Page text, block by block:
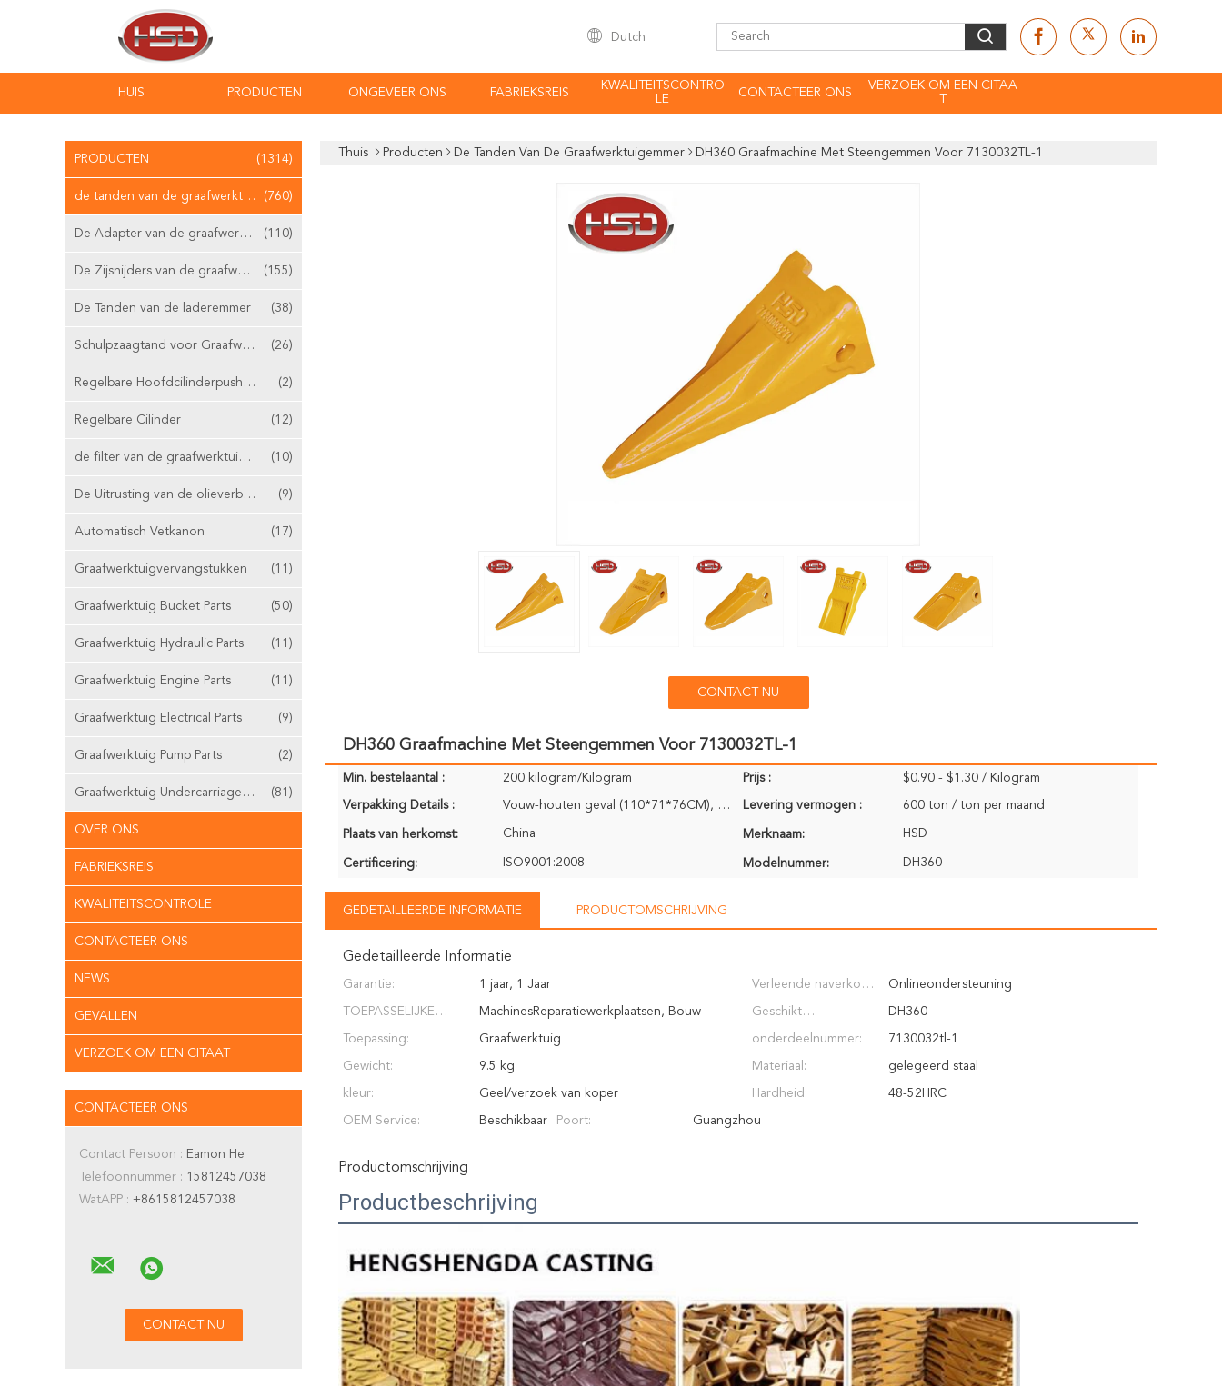
Dutch
HUIS PRODUCTEN ONGEVEER ONS FABRIEKSREIS
KWALITEITSCONTRO
LE
CONTACTEER ONS
VERZOEK OM EEN CITAA
PRODUCTEN (1314)
de tanden van de graafwerktuigemmer (760)
De Adapter van de graafwerktuigemmer (110)
De Zijsnijders van de graafwerktuigemmer (155)
De Tanden van de laderemmer (38)
Schulpzaagtand voor Graafwerktuig (26)
Regelbare Hoofdcilinderpushrod (2)
Regelbare Cilinder (12)
de filter van de graafwerktuiglucht (10)
De Uitrusting van de olieverbinding (9)
Automatisch Vetkanon (17)
Graafwerktuigvervangstukken (11)
Graafwerktuig Bucket Parts (50)
Graafwerktuig Hydraulic Parts (11)
Graafwerktuig Engine Parts (11)
Graafwerktuig Electrical Parts (9)
Graafwerktuig Pump Parts (2)
Graafwerktuig Undercarriage Parts (81)
OVER ONS
FABRIEKSREIS
KWALITEITSCONTROLE
CONTACTEER ONS
NEWS
GEVALLEN
VERZOEK OM EEN CITAAT
CONTACTEER ONS
Contact Persoon : Eamon He
Telefoonnummer : 15812457038
WatAPP : +8615812457038
Thuis Producten De Tanden Van De Graafwerktuigemmer DH360 Graafmachine Met Steengemmen Voor 7130032TL-1
CONTACT NU
DH360 Graafmachine Met Steengemmen Voor 7130032TL-1
Min. bestelaantal : 200 kilogram/Kilogram Prijs : $0.90 - $1.30 / Kilogram
Verpakking Details : Vouw-houten geval (110*71*76CM), volgens de eis van de klant. Levering vermogen : 600 ton / ton per maand
Plaats van herkomst: China Merknaam: HSD
Certificering: ISO9001:2008 Modelnummer: DH360
GEDETAILLEERDE INFORMATIE PRODUCTOMSCHRIJVING
Gedetailleerde Informatie
Garantie: 1 jaar, 1 Jaar Verleende naverkoop
de Dienst:
Onlineondersteuning
TOEPASSELIJKE
INDUSTRIE:
MachinesReparatiewerkplaatsen, Bouw
works&nbsp;
Geschikt
Graafwerktuig (ton):
DH360
Toepassing: Graafwerktuig onderdeelnummer: 7130032tl-1
Gewicht: 9.5 kg Materiaal: gelegeerd staal
kleur: Geel/verzoek van koper Hardheid: 48-52HRC
OEM Service: Beschikbaar Poort: Guangzhou
Productomschrijving
Productbeschrijving